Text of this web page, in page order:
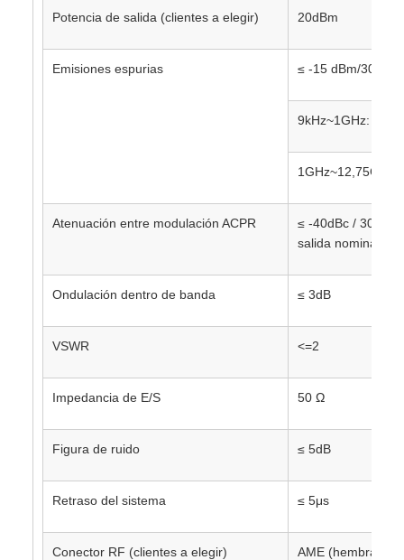
Potencia de salida (clientes a elegir) 20dBm
Emisiones espurias ≤ -15 dBm/30 kHz
9kHz~1GHz: ≤ -
1GHz~12,75GHz:
Atenuación entre modulación ACPR
≤ -40dBc / 30kHz
salida nominal)
Ondulación dentro de banda ≤ 3dB
VSWR <=2
Impedancia de E/S 50 Ω
Figura de ruido ≤ 5dB
Retraso del sistema ≤ 5μs
Conector RF (clientes a elegir) AME (hembra)